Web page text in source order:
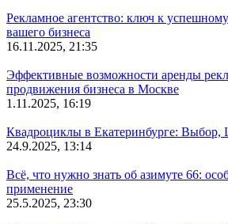
Рекламное агентство: ключ к
вашего бизнеса
16.11.2025, 21:35
Эффективные возможности аренды
продвижения бизнеса в Москве
1.11.2025, 16:19
Квадроциклы в Екатеринбурге: Выбор,
24.9.2025, 13:14
Всё, что нужно знать об азимуте 66:
применение
25.5.2025, 23:30